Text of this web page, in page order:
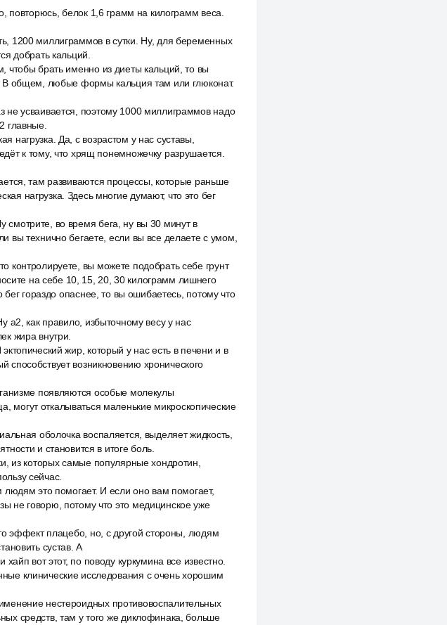
повторюсь, белок 1,6 грамм на килограмм веса.
1200 миллиграммов в сутки. Ну, для беременных
добрать кальций.
чтобы брать именно из диеты кальций, то вы
В общем, любые формы кальция там или глюконат.
усваивается, поэтому 1000 миллиграммов надо
главные.
нагрузка. Да, с возрастом у нас суставы,
к тому, что хрящ понемножечку разрушается.
там развиваются процессы, которые раньше
нагрузка. Здесь многие думают, что это бег
во время бега, ну вы 30 минут в
вы технично бегаете, если вы все делаете с умом,
контролируете, вы можете подобрать себе грунт
на себе 10, 15, 20, 30 килограмм лишнего
гораздо опаснее, то вы ошибаетесь, потому что
a2, как правило, избыточному весу у нас
жира внутри.
жир, который у нас есть в печени и в
способствует возникновению хронического
появляются особые молекулы
откалываться маленькие микроскопические
оболочка воспаляется, выделяет жидкость,
и становится в итоге боль.
из которых самые популярные хондротин,
сейчас.
это помогает. И если оно вам помогает,
не говорю, потому что это медицинское уже
эффект плацебо, но, с другой стороны, людям
сустав. А
вот этот, по поводу куркумина все известно.
клинические исследования с очень хорошим
нестероидных противовоспалительных
средств, там у того же диклофинака, больше